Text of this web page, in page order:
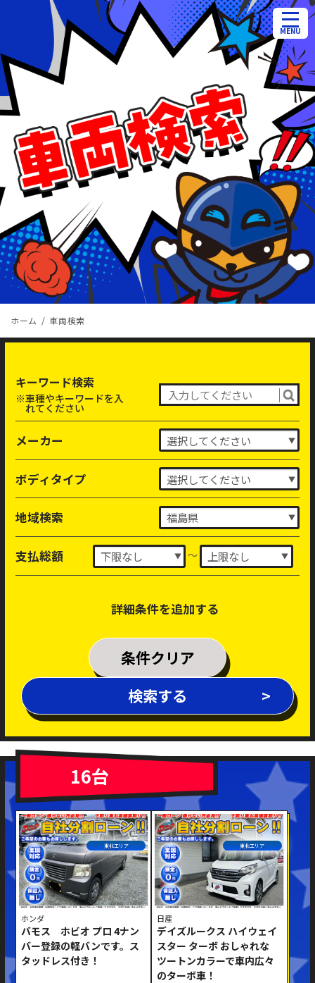
ホーム 車両検索
キーワード検索
※車種やキーワードを入
れてください
メーカー
ボディタイプ
地域検索
支払総額 ～
詳細条件を追加する
排気量
年式 ～
新着車両
修復歴あり
ミッション
MT
条件クリア
検索する
16台
東北エリア
ホンダ
バモス ホビオ プロ 4ナン
バー登録の軽バンです。ス
タッドレス付き！
東北エリア
日産
デイズルークス ハイウェイ
スター ターボ おしゃれな
ツートンカラーで車内広々
のターボ車！